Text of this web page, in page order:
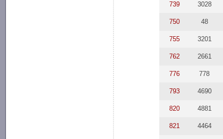
739 3028
750 48
755 3201
762 2661
776 778
793 4690
820 4881
821 4464